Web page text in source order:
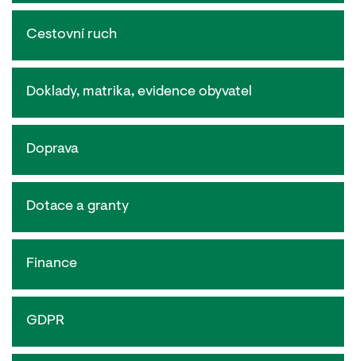
Cestovní ruch
Doklady, matrika, evidence obyvatel
Doprava
Dotace a granty
Finance
GDPR